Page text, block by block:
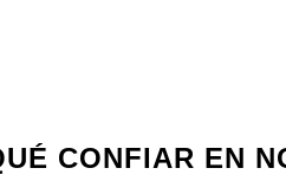
CONFIAR EN